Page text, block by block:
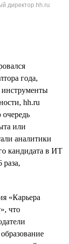
директор hh.ru
года,
hh.ru
очередь
или
аналитики
кандидата в ИТ
«Карьера
что